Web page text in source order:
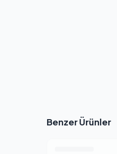
Benzer Ürünler